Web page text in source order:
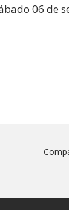
06 de